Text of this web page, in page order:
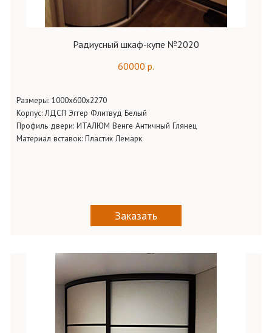
Радиусный шкаф-купе №2020
60000 р.
Размеры: 1000х600х2270
Корпус: ЛДСП Эггер Флитвуд Белый
Профиль двери: ИТАЛЮМ Венге Античный Глянец
Материал вставок: Пластик Лемарк
Заказать